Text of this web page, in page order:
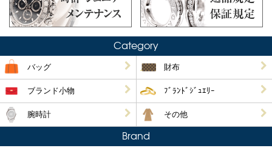
Category
バッグ 財布
ブランド小物 ﾌﾞﾗﾝﾄﾞｼﾞｭｴﾘｰ
腕時計 その他
Brand